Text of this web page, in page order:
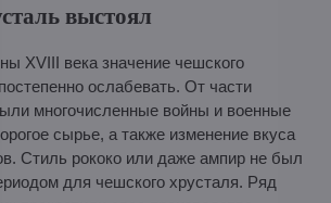
выстоял
XVIII века значение чешского
ослабевать. От части
многочисленные войны и военные
сырье, а также изменение вкуса
Стиль рококо или даже ампир не был
для чешского хрусталя. Ряд